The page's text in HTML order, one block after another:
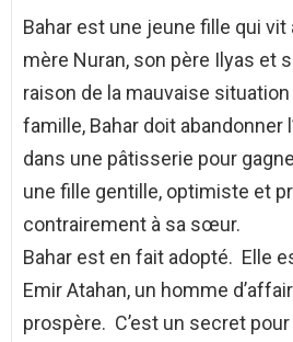
Bahar est une jeune fille qui vit
mère Nuran, son père Ilyas et
raison de la mauvaise
famille, Bahar doit abandonner
dans une pâtisserie pour
une fille gentille, optimiste et
contrairement à sa sœur.
Bahar est en fait adopté. Elle
Emir Atahan, un homme
prospère. C’est un secret